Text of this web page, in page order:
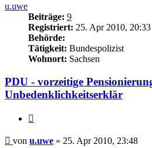
u.uwe
Beiträge: 9
Registriert: 25. Apr 2010, 20:33
Behörde:
Tätigkeit: Bundespolizist
Wohnort: Sachsen
PDU - vorzeitige
Unbedenklichkeitserklär
Beitrag
von u.uwe » 25. Apr 2010, 23:48